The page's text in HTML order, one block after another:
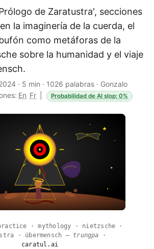
de Zaratustra', secciones
la imaginería de la cuerda, el
como metáforas de la
sobre la humanidad y el viaje
· 5 min · 1026 palabras · Gonzalo
En Fr Probabilidad de AI slop: 0%
· mythology · nietzsche ·
· übermensch — trungpa ·
caratul.ai